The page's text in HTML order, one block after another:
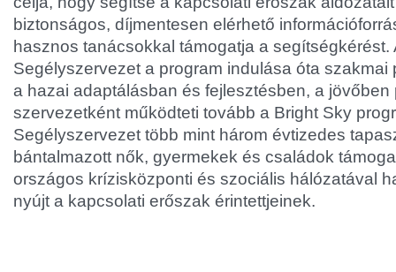
biztonságos, díjmentesen elérhető
hasznos tanácsokkal támogatja a segítségkérést.
Segélyszervezet a program indulása óta szakmai
a hazai adaptálásban és fejlesztésben, a
szervezetként működteti tovább a Bright Sky
Segélyszervezet több mint három évtizedes
bántalmazott nők, gyermekek és családok
országos krízisközponti és szociális hálózatával
nyújt a kapcsolati erőszak érintettjeinek.